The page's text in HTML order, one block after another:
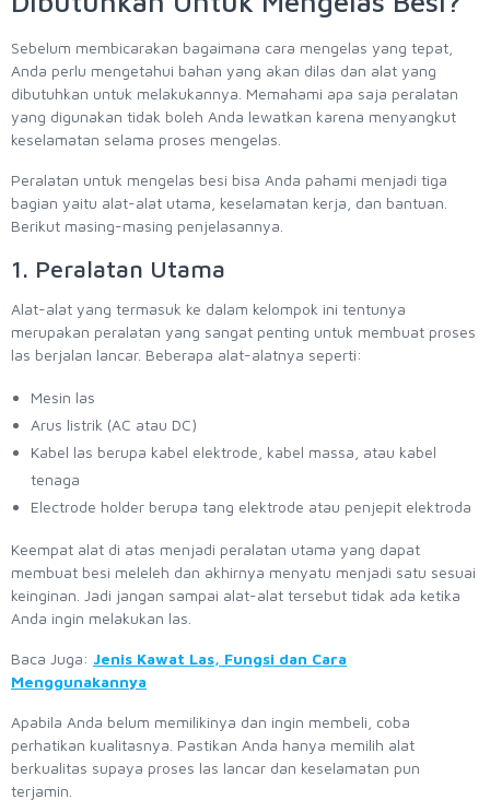
Sebelum membicarakan bagaimana cara mengelas yang tepat,
Anda perlu mengetahui bahan yang akan dilas dan alat yang
dibutuhkan untuk melakukannya. Memahami apa saja peralatan
yang digunakan tidak boleh Anda lewatkan karena menyangkut
keselamatan selama proses mengelas.
Peralatan untuk mengelas besi bisa Anda pahami menjadi tiga
bagian yaitu alat-alat utama, keselamatan kerja, dan bantuan.
Berikut masing-masing penjelasannya.
1. Peralatan Utama
Alat-alat yang termasuk ke dalam kelompok ini tentunya
merupakan peralatan yang sangat penting untuk membuat proses
las berjalan lancar. Beberapa alat-alatnya seperti:
Mesin las
Arus listrik (AC atau DC)
Kabel las berupa kabel elektrode, kabel massa, atau kabel
tenaga
Electrode holder berupa tang elektrode atau penjepit elektroda
Keempat alat di atas menjadi peralatan utama yang dapat
membuat besi meleleh dan akhirnya menyatu menjadi satu sesuai
keinginan. Jadi jangan sampai alat-alat tersebut tidak ada ketika
Anda ingin melakukan las.
Baca Juga: Jenis Kawat Las, Fungsi dan Cara
Menggunakannya
Apabila Anda belum memilikinya dan ingin membeli, coba
perhatikan kualitasnya. Pastikan Anda hanya memilih alat
berkualitas supaya proses las lancar dan keselamatan pun
terjamin.